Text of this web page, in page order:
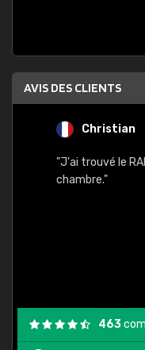
AVIS DES CLIENTS
Christian
"J'ai trouvé le
chambre."
463